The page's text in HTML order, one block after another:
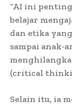
“AI ini
belajar
dan etika
sampai anak-
(critical
Selain itu, ia